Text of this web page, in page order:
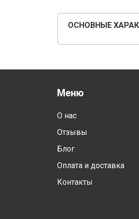
ОСНОВНЫЕ
Меню
О нас
Отзывы
Блог
Оплата и доставка
Контакты